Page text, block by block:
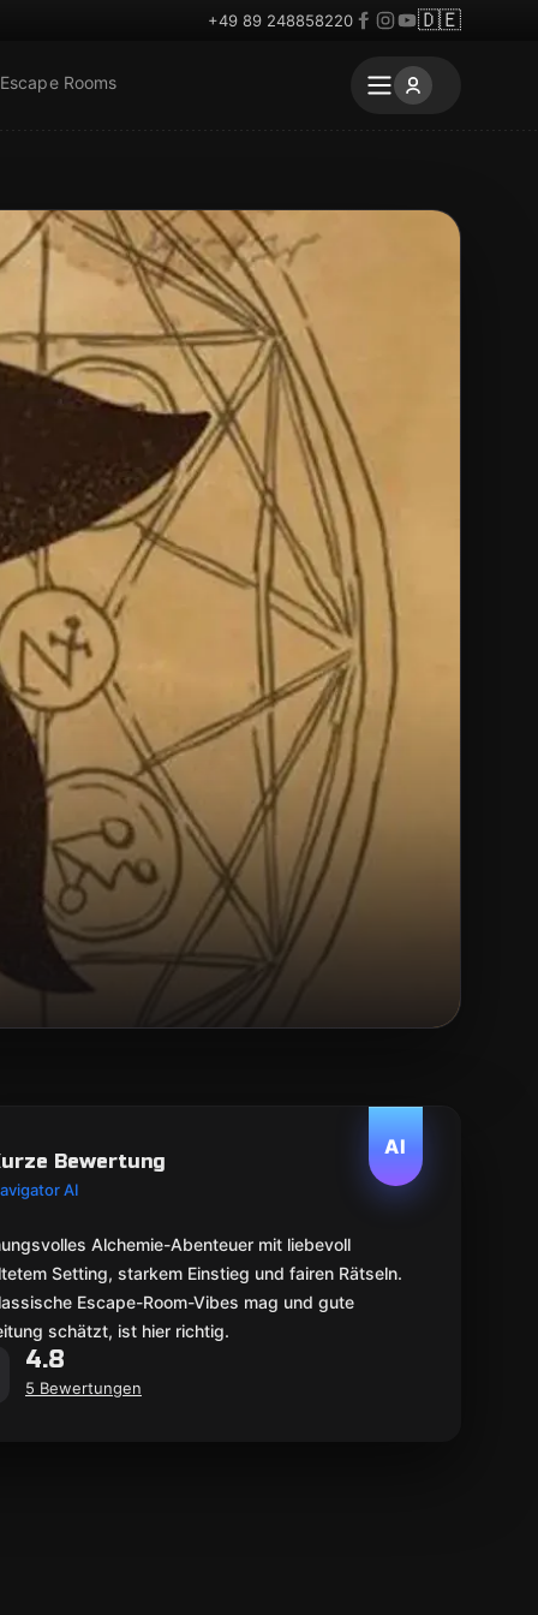
+49 89 248858220 🇩🇪
Rooms
AI
Bewertung
AI
Alchemie-Abenteuer mit liebevoll
Setting, starkem Einstieg und fairen Rätseln.
Escape-Room-Vibes mag und gute
schätzt, ist hier richtig.
4.8
5 Bewertungen